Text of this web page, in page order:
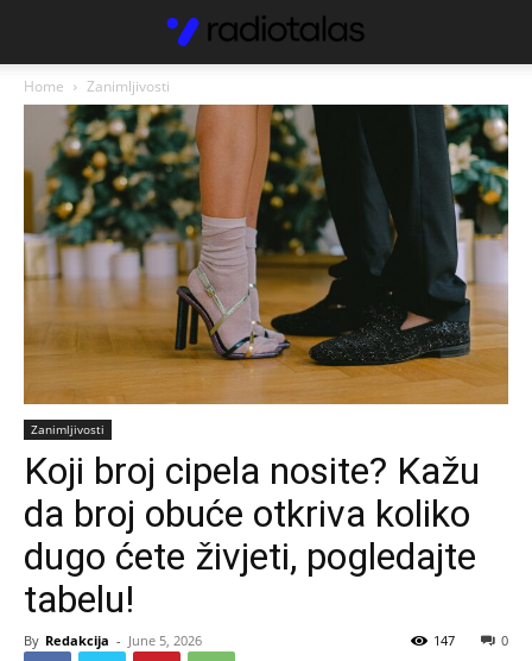
Home Zanimljivosti
Zanimljivosti
Koji broj cipela nosite? Kažu
da broj obuće otkriva koliko
dugo ćete živjeti, pogledajte
tabelu!
By Redakcija - June 5, 2026 0
147